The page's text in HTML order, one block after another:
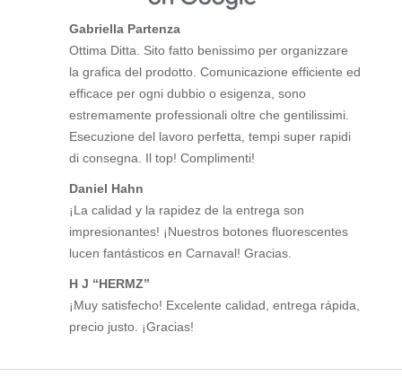
Gabriella Partenza
Ottima Ditta. Sito fatto benissimo per organizzare
la grafica del prodotto. Comunicazione efficiente ed
efficace per ogni dubbio o esigenza, sono
estremamente professionali oltre che gentilissimi.
Esecuzione del lavoro perfetta, tempi super rapidi
di consegna. Il top! Complimenti!
Daniel Hahn
¡La calidad y la rapidez de la entrega son
impresionantes! ¡Nuestros botones fluorescentes
lucen fantásticos en Carnaval! Gracias.
H J “HERMZ”
¡Muy satisfecho! Excelente calidad, entrega rápida,
precio justo. ¡Gracias!